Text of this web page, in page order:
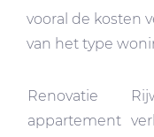
vooral de kosten
van het type
Renovatie
appartement